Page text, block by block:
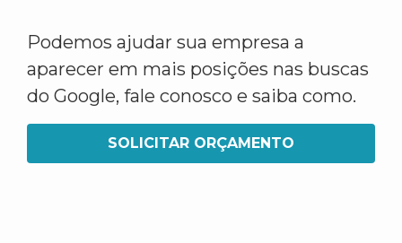
Podemos ajudar sua empresa a
aparecer em mais posições nas buscas
do Google, fale conosco e saiba como.
SOLICITAR ORÇAMENTO